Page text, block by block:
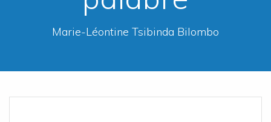
Marie-Léontine Tsibinda Bilombo